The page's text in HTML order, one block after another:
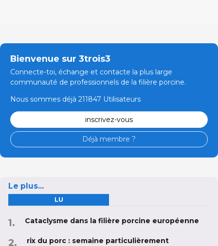
Bienvenue sur 3trois3
Connecte-toi, échange et contacte la plus large
communauté de professionnels de la filière porcine.
Nous sommes déjà 211847 Utilisateurs
inscrivez-vous
Déjà membre ?
Le plus...
LU
Cataclysme dans la filière porcine européenne
rix du porc : semaine particulièrement